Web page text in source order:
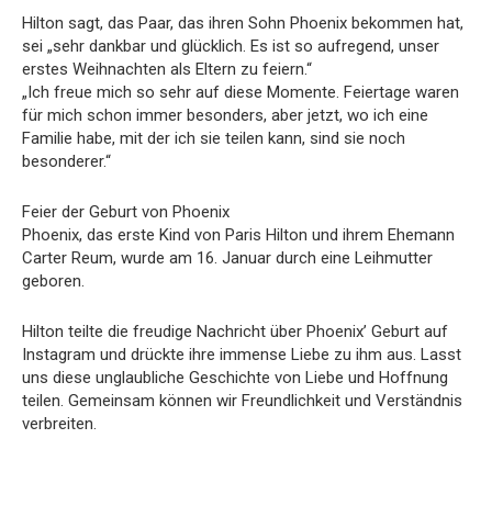
Hilton sagt, das Paar, das ihren Sohn Phoenix bekommen hat,
sei „sehr dankbar und glücklich. Es ist so aufregend, unser
erstes Weihnachten als Eltern zu feiern.“
„Ich freue mich so sehr auf diese Momente. Feiertage waren
für mich schon immer besonders, aber jetzt, wo ich eine
Familie habe, mit der ich sie teilen kann, sind sie noch
besonderer.“
Feier der Geburt von Phoenix
Phoenix, das erste Kind von Paris Hilton und ihrem Ehemann
Carter Reum, wurde am 16. Januar durch eine Leihmutter
geboren.
Hilton teilte die freudige Nachricht über Phoenix’ Geburt auf
Instagram und drückte ihre immense Liebe zu ihm aus. Lasst
uns diese unglaubliche Geschichte von Liebe und Hoffnung
teilen. Gemeinsam können wir Freundlichkeit und Verständnis
verbreiten.